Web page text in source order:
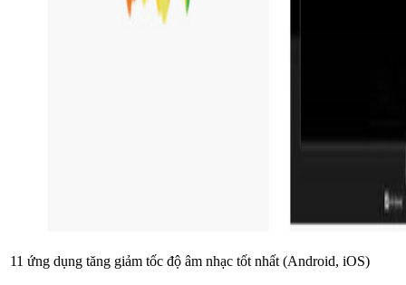
11 ứng dụng tăng giảm tốc độ âm nhạc tốt nhất (Android, iOS)